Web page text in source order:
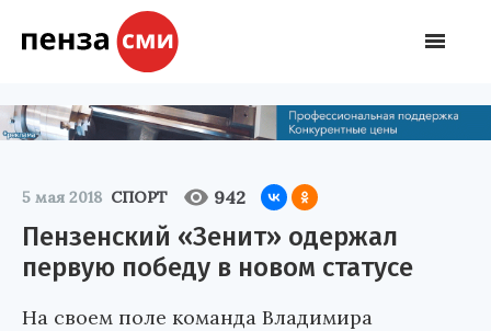
5 мая 2018 СПОРТ 942
Пензенский «Зенит» одержал
первую победу в новом статусе
На своем поле команда Владимира